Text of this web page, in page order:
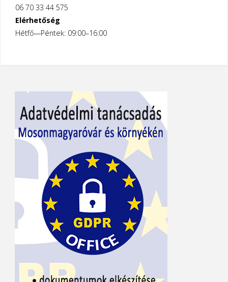
06 70 33 44 575
Elérhetőség
Hétfő—Péntek: 09:00–16:00